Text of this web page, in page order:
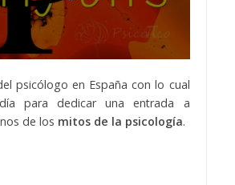
psicólogo en España con lo cual
para dedicar una entrada a
de los mitos de la psicología.